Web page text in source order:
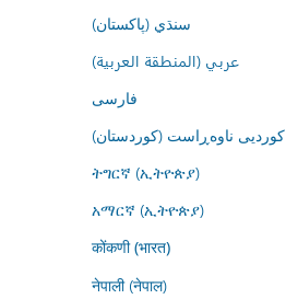
سنڌي (پاکستان)
عربي (المنطقة العربية)
فارسى
کوردیی ناوەڕاست (کوردستان)
ትግርኛ (ኢትዮጵያ)
አማርኛ (ኢትዮጵያ)
कोंकणी (भारत)
नेपाली (नेपाल)